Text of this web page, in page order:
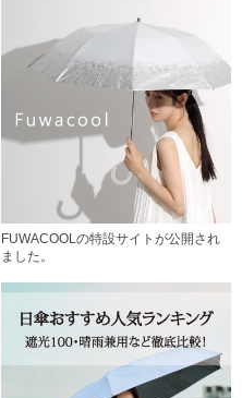
FUWACOOLの特設サイトが公開され
ました。